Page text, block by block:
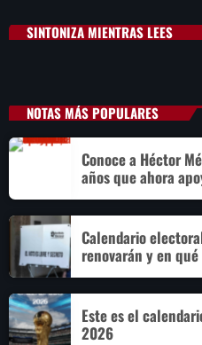
SINTONIZA MIENTRAS LEES
NOTAS MÁS POPULARES
Conoce a Héctor
años que ahora
Calendario
renovarán y en
Este es el
2026